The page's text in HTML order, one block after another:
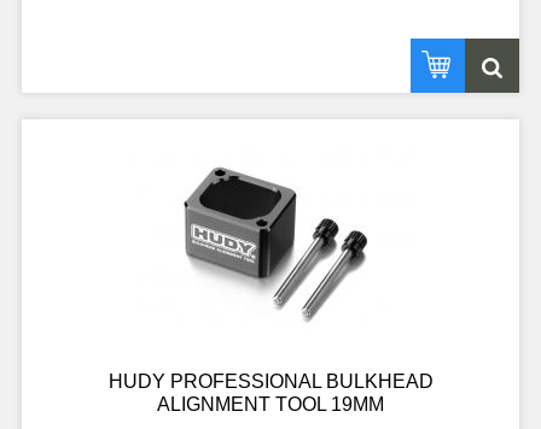
HUDY PROFESSIONAL BULKHEAD
ALIGNMENT TOOL 19MM